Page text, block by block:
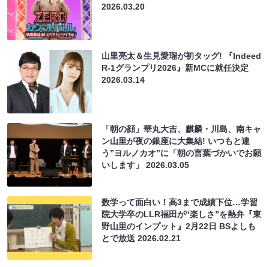
2026.03.20
山里亮太＆生見愛瑠が初タッグ! 『Indeed
R-1グランプリ2026』新MCに就任決定
2026.03.14
「朝の顔」華丸大吉、麒麟・川島、南キャ
ン山里が夜の銀座に大集結! いつもと違
う”ヨルノカオ”に「朝の言葉づかいでお願
いします」2026.03.05
数学って面白い！高3まで成績下位…学習
院大学卒のLLR福田が“楽しさ”を熱弁『東
野山里のインプット』2月22日 BSよしも
とで放送2026.02.21